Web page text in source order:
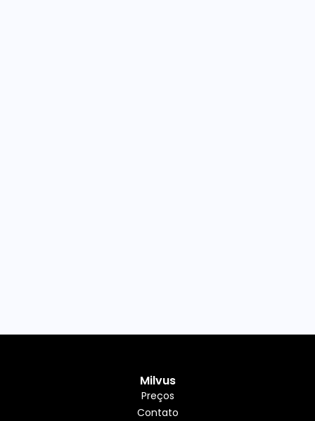
Milvus
Preços
Contato